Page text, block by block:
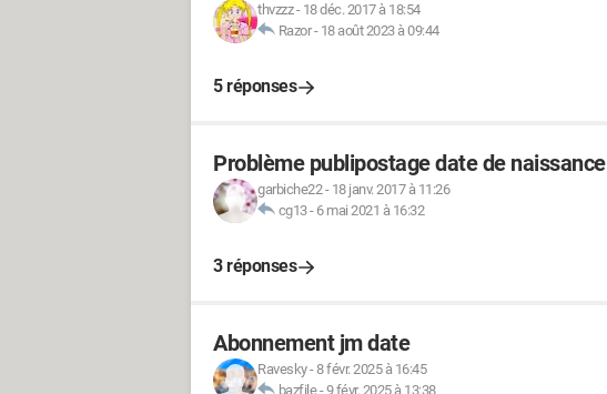
thvzzz- 18 déc. 2017 à 18:54
Razor- 18 août 2023 à 09:44
5 réponses
Problème publipostage date de naissance
garbiche22- 18 janv. 2017 à 11:26
cg13- 6 mai 2021 à 16:32
3 réponses
Abonnement jm date
Ravesky-8 févr. 2025 à 16:45
bazfile-9 févr. 2025 à 13:38